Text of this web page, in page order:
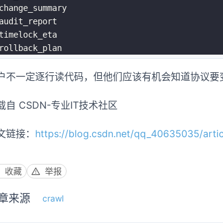
不一定逐行读代码，但他们应该有机会知道协议要
自 CSDN-专业IT技术社区
链接： https://blog.csdn.net/qq_40635035/
收藏 举报
来源 crawl